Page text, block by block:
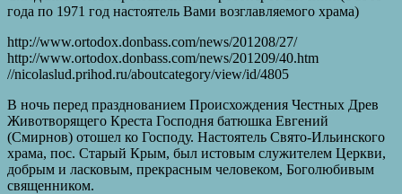
года по 1971 год настоятель Вами возглавляемого храма)
http://www.ortodox.donbass.com/news/201208/27/
http://www.ortodox.donbass.com/news/201209/40.htm
//nicolaslud.prihod.ru/aboutcategory/view/id/4805
В ночь перед празднованием Происхождения Честных Древ
Животворящего Креста Господня батюшка Евгений
(Смирнов) отошел ко Господу. Настоятель Свято-Ильинского
храма, пос. Старый Крым, был истовым служителем Церкви,
добрым и ласковым, прекрасным человеком, Боголюбивым
священником.